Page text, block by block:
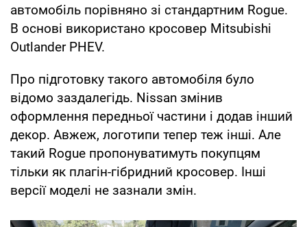
автомобіль порівняно зі стандартним Rogue.
В основі використано кросовер Mitsubishi
Outlander PHEV.
Про підготовку такого автомобіля було
відомо заздалегідь. Nissan змінив
оформлення передньої частини і додав інший
декор. Авжеж, логотипи тепер теж інші. Але
такий Rogue пропонуватимуть покупцям
тільки як плагін-гібридний кросовер. Інші
версії моделі не зазнали змін.